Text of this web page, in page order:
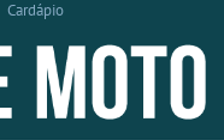
Cardápio